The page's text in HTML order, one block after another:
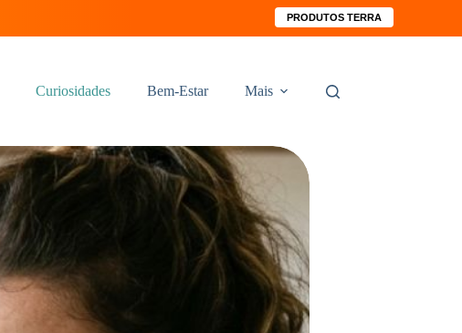
PRODUTOS TERRA
Curiosidades Bem-Estar Mais